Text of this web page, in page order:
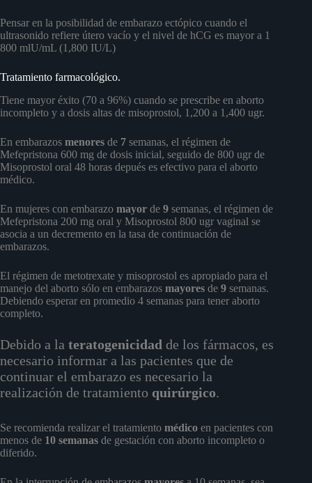
Pensar en la posibilidad de embarazo ectópico cuando el
ultrasonido refiere útero vacío y el nivel de hCG es mayor a 1
800 mlU/mL (1,800 IU/L)
Tratamiento farmacológico.
Tiene mayor éxito (70 a 96%) cuando se prescribe en aborto
incompleto y a dosis altas de misoprostol, 1,200 a 1,400 ugr.
En embarazos menores de 7 semanas, el régimen de
Mefepristona 600 mg de dosis inicial, seguido de 800 ugr de
Misoprostol oral 48 horas depués es efectivo para el aborto
médico.
En mujeres con embarazo mayor de 9 semanas, el régimen de
Mefepristona 200 mg oral y Misoprostol 800 ugr vaginal se
asocia a un decremento en la tasa de continuación de
embarazos.
El régimen de metotrexate y misoprostol es apropiado para el
manejo del aborto sólo en embarazos mayores de 9 semanas.
Debiendo esperar en promedio 4 semanas para tener aborto
completo.
Debido a la teratogenicidad de los fármacos, es
necesario informar a las pacientes que de
continuar el embarazo es necesario la
realización de tratamiento quirúrgico.
Se recomienda realizar el tratamiento médico en pacientes con
menos de 10 semanas de gestación con aborto incompleto o
diferido.